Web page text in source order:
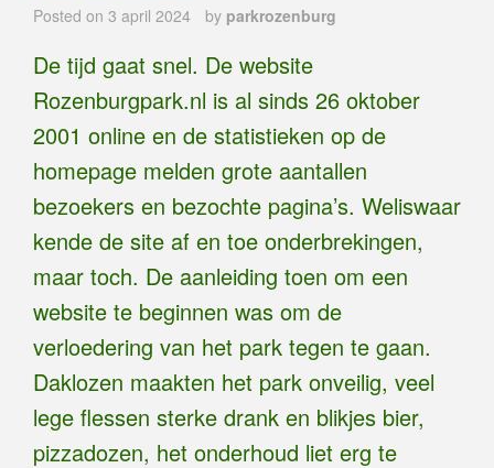
Posted on 3 april 2024 by parkrozenburg
De tijd gaat snel. De website
Rozenburgpark.nl is al sinds 26 oktober
2001 online en de statistieken op de
homepage melden grote aantallen
bezoekers en bezochte pagina’s. Weliswaar
kende de site af en toe onderbrekingen,
maar toch. De aanleiding toen om een
website te beginnen was om de
verloedering van het park tegen te gaan.
Daklozen maakten het park onveilig, veel
lege flessen sterke drank en blikjes bier,
pizzadozen, het onderhoud liet erg te